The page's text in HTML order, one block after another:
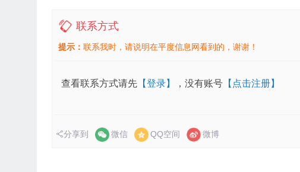
联系方式
提示： 联系我时，请说明在平度信息网看到的，谢谢！
查看联系方式请先 【登录】 ，没有账号 【点击注册】
分享到 微信 QQ空间 微博